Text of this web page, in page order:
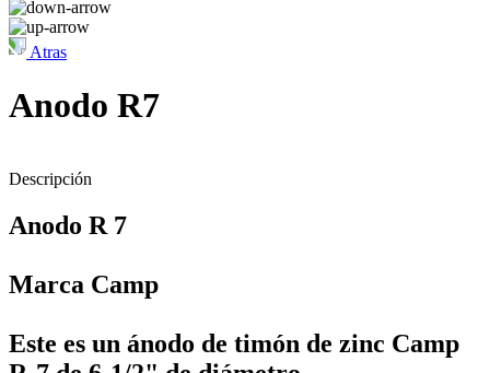
Atras
Anodo R7
Descripción
Anodo R 7
Marca Camp
Este es un ánodo de timón de zinc Camp